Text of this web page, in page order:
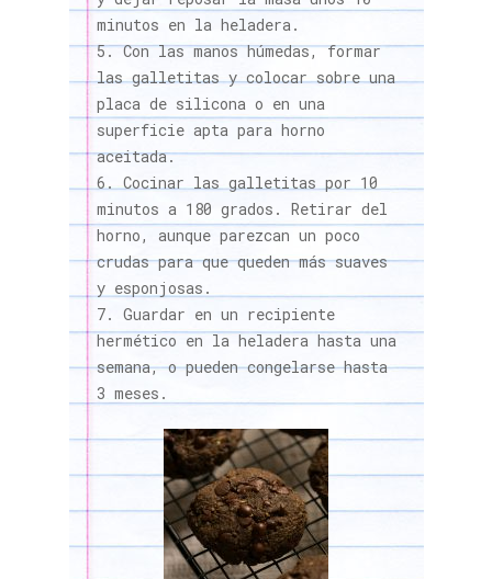
minutos en la heladera.
Con las manos húmedas, formar
las galletitas y colocar sobre una
placa de silicona o en una
superficie apta para horno
aceitada.
Cocinar las galletitas por 10
minutos a 180 grados. Retirar del
horno, aunque parezcan un poco
crudas para que queden más suaves
y esponjosas.
Guardar en un recipiente
hermético en la heladera hasta una
semana, o pueden congelarse hasta
3 meses.